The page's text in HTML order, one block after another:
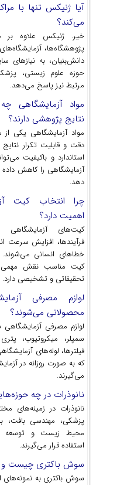
آیا ژنیکس تنها با
می‌کند؟
خیر. ژنیکس علاوه بر
پژوهشگاه‌ها،
دانش‌بنیان، به نیازهای
حوزه علوم زیستی،
مرتبط نیز پاسخ می‌دهد.
مواد آزمایشگاهی
نتایج پژوهشی دارند؟
مواد آزمایشگاهی یکی از
دقت و قابلیت تکرار
استاندارد و باکیفیت
آزمایشگاهی را کاهش داده
دهد.
چرا انتخاب کیت
اهمیت دارد؟
کیت‌های آزمایشگاهی
فرآیندها، افزایش سرعت
خطاهای انسانی
کیت مناسب نقش مهمی
تحقیقاتی و تشخیصی دارد.
لوازم مصرفی
محصولاتی می‌شوند؟
لوازم مصرفی
سمپلر، میکروتیوب،
فیلترها، لوله‌های
که به صورت روزانه در
می‌گیرند.
نانوذرات در چه
نانوذرات در زمینه‌های
پزشکی، مهندسی بافت،
محیط زیست و توسعه
استفاده قرار می‌گیرند.
سوش باکتری چیست و
سوش باکتری به نمونه‌های